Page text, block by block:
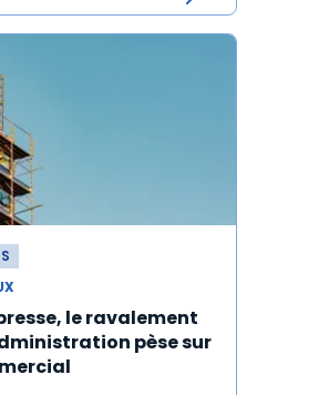
le ravalement
pèse sur